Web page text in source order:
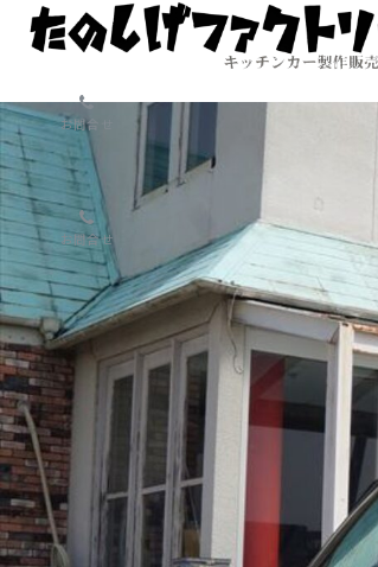
お問合せ
お問合せ